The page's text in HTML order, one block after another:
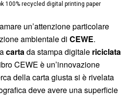
100% recycled digital printing paper
un’attenzione particolare
ambientale di CEWE.
cartada stampa digitale riciclata
CEWE è un’innovazione
della carta giusta si è rivelata
deve avere una superficie